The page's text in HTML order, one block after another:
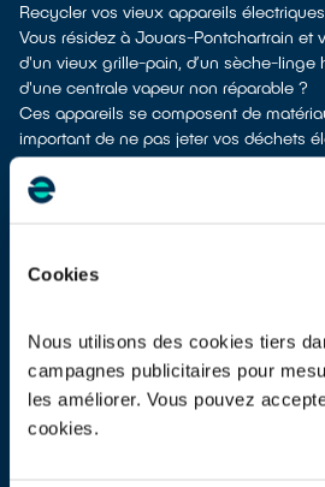
Cookies
Nous utilisons des cookies tiers
campagnes publicitaires pour
les améliorer. Vous pouvez
cookies.
Recycler vos vieux appareils
Vous résidez à Jouars-Pontchartrain et
d'un vieux grille-pain, d’un sèche-linge
d'une centrale vapeur non réparable ?
Ces appareils se composent de
important de ne pas jeter vos déchets
avec les ordures ménagères Leur
serait alors impossible.
Plusieurs options s'offrent à vous :
les déposer en déchetterie
les fairereprendre à la livraisond’un
remplacement
déposer en magasin
(reprise « 1
dans certains points de vente)